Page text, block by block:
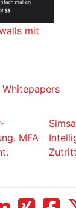
mit
Whitepapers
MFA